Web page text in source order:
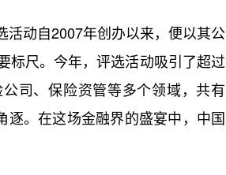
动自2007年创办以来，便以其公
标尺。今年，评选活动吸引了超过
司、保险资管等多个领域，共有
。在这场金融界的盛宴中，中国